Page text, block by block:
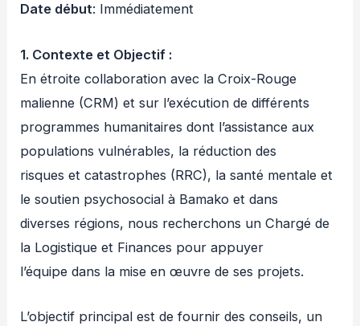
Date début: Immédiatement
1. Contexte et Objectif :
En étroite collaboration avec la Croix-Rouge
malienne (CRM) et sur l’exécution de différents
programmes humanitaires dont l’assistance aux
populations vulnérables, la réduction des
risques et catastrophes (RRC), la santé mentale et
le soutien psychosocial à Bamako et dans
diverses régions, nous recherchons un Chargé de
la Logistique et Finances pour appuyer
l’équipe dans la mise en œuvre de ses projets.
L’objectif principal est de fournir des conseils, un